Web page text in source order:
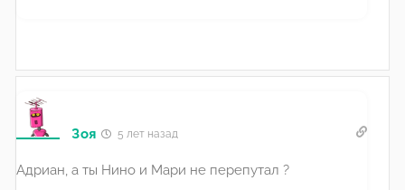
Зоя 5 лет назад
Адриан, а ты Нино и Мари не перепутал ?